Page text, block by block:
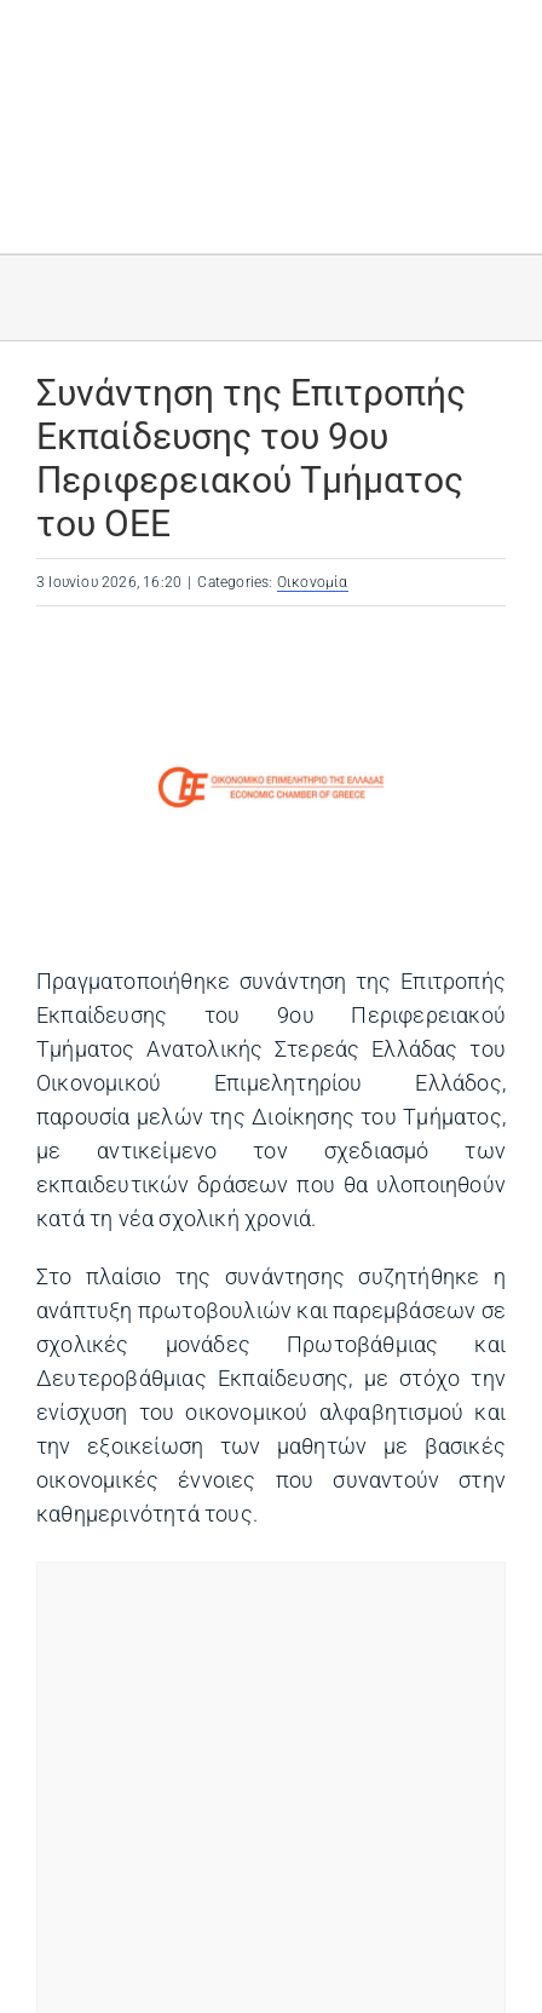
Συνάντηση της Επιτροπής
Εκπαίδευσης του 9ου
Περιφερειακού Τμήματος
του ΟΕΕ
3 Ιουνίου 2026, 16:20 Categories: Οικονομία
Πραγματοποιήθηκε συνάντηση της Επιτροπής
Εκπαίδευσης του 9ου Περιφερειακού
Τμήματος Ανατολικής Στερεάς Ελλάδας του
Οικονομικού Επιμελητηρίου Ελλάδος,
παρουσία μελών της Διοίκησης του Τμήματος,
με αντικείμενο τον σχεδιασμό των
εκπαιδευτικών δράσεων που θα υλοποιηθούν
κατά τη νέα σχολική χρονιά.
Στο πλαίσιο της συνάντησης συζητήθηκε η
ανάπτυξη πρωτοβουλιών και παρεμβάσεων σε
σχολικές μονάδες Πρωτοβάθμιας και
Δευτεροβάθμιας Εκπαίδευσης, με στόχο την
ενίσχυση του οικονομικού αλφαβητισμού και
την εξοικείωση των μαθητών με βασικές
οικονομικές έννοιες που συναντούν στην
καθημερινότητά τους.